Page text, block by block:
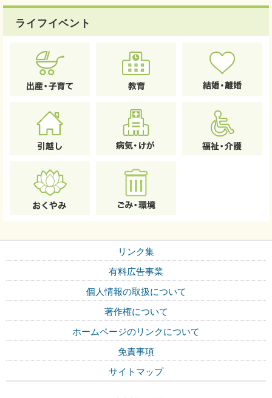
ライフイベント
リンク集
有料広告事業
個人情報の取扱について
著作権について
ホームページのリンクについて
免責事項
サイトマップ